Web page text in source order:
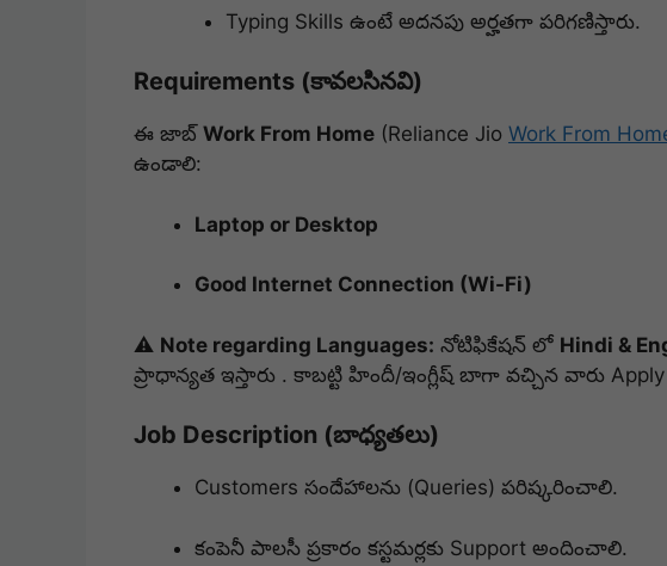
Typing Skills ఉంటే అదనపు అర్హతగా పరిగణిస్తారు.
Requirements (కావలసినవి)
ఈ జాబ్ Work From Home (Reliance Jio Work From
ఉండాలి:
Laptop or Desktop
Good Internet Connection (Wi-Fi)
⚠️ Note regarding Languages: నోటిఫికేషన్ లో Hindi &
ప్రాధాన్యత ఇస్తారు . కాబట్టి హిందీ/ఇంగ్లీష్ బాగా వచ్చిన వారు
Job Description (బాధ్యతలు)
Customers సందేహాలను (Queries) పరిష్కరించాలి.
కంపెనీ పాలసీ ప్రకారం కస్టమర్లకు Support అందించాలి.